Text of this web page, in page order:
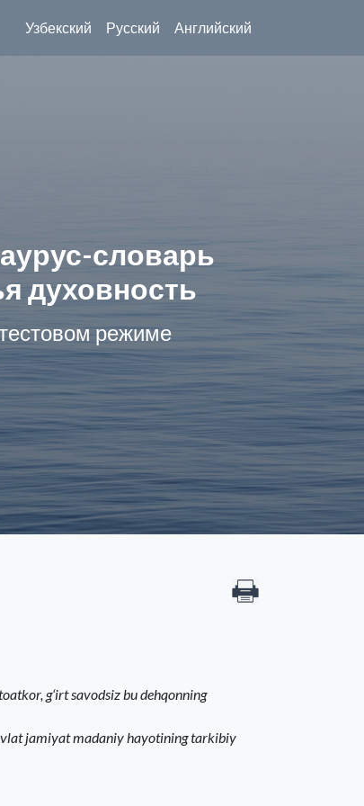
Узбекский Русский Английский
словарь
духовность
режиме
g‘irt savodsiz bu dehqonning
jamiyat madaniy hayotining tarkibiy